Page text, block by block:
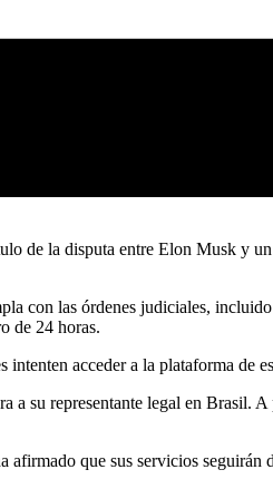
de la disputa entre Elon Musk y
con las órdenes judiciales,
de 24 horas.
acceder a la plataforma de
su representante legal en Brasil.
que sus servicios